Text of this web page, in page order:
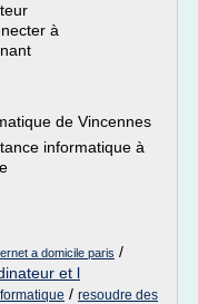
à
de Vincennes
informatique à
a domicile paris /
et l
/ resoudre des